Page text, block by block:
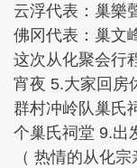
云浮代表：巢樂
佛冈代表：巢文
这次从化聚会行
宵夜 5.大家回房
群村冲岭队巢氏
个巢氏祠堂 9.出
（ 热情的从化